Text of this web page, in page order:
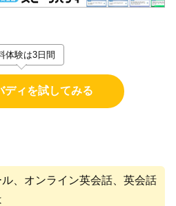
体験は3日間
ディを試してみる
、オンライン英会話、英会話